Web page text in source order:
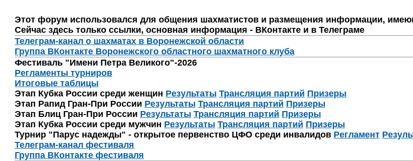
Этот форум использовался для общения шахматистов и размещения информации,
Сейчас здесь только ссылки, основная информация - ВКонтакте и в Телеграме
Телеграм-канал о шахматах в Воронежской области
Группа ВКонтакте Воронежского областного шахматного клуба
Фестиваль "Имени Петра Великого"-2026
Регламенты турниров
Итоговые таблицы
Этап Кубка России среди женщин Результаты Трансляция партий Призеры
Этап Рапид Гран-При России Результаты Трансляция партий Призеры
Этап Блиц Гран-При России Результаты Трансляция партий Призеры
Этап Кубка России среди мужчин Результаты Трансляция партий Призеры
Турнир "Парус надежды" - открытое первенство ЦФО среди инвалидов Регламент
Телеграм-канал фестиваля
Группа ВКонтакте фестиваля